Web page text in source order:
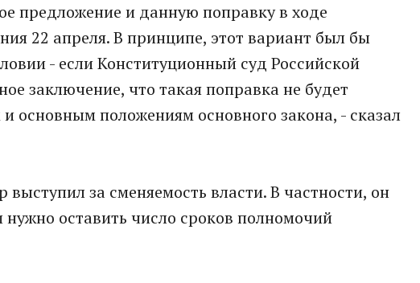
предложение и данную поправку в ходе
22 апреля. В принципе, этот вариант был бы
- если Конституционный суд Российской
заключение, что такая поправка не будет
основным положениям основного закона, - сказал
за сменяемость власти. В частности, он
нужно оставить число сроков полномочий